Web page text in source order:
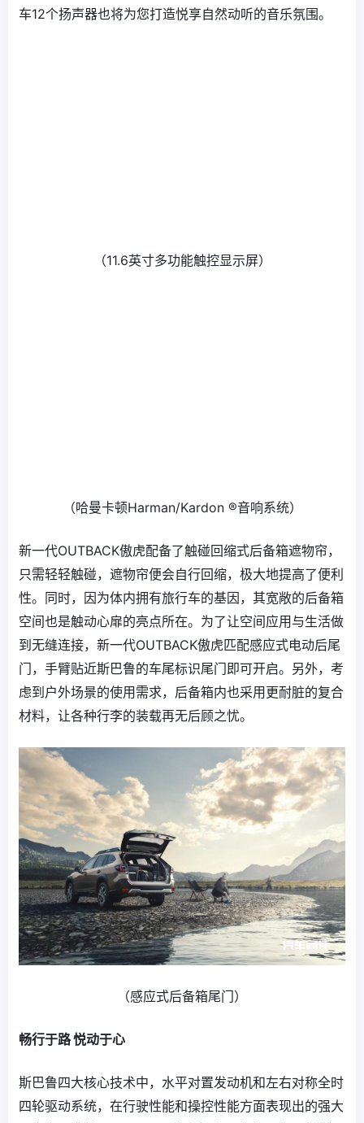
车12个扬声器也将为您打造悦享自然动听的音乐氛围。
（11.6英寸多功能触控显示屏）
（哈曼卡顿Harman/Kardon ®音响系统）
新一代OUTBACK傲虎配备了触碰回缩式后备箱遮物帘，
只需轻轻触碰，遮物帘便会自行回缩，极大地提高了便利
性。同时，因为体内拥有旅行车的基因，其宽敞的后备箱
空间也是触动心扉的亮点所在。为了让空间应用与生活做
到无缝连接，新一代OUTBACK傲虎匹配感应式电动后尾
门，手臂贴近斯巴鲁的车尾标识尾门即可开启。另外，考
虑到户外场景的使用需求，后备箱内也采用更耐脏的复合
材料，让各种行李的装载再无后顾之忧。
（感应式后备箱尾门）
畅行于路 悦动于心
斯巴鲁四大核心技术中，水平对置发动机和左右对称全时
四轮驱动系统，在行驶性能和操控性能方面表现出的强大